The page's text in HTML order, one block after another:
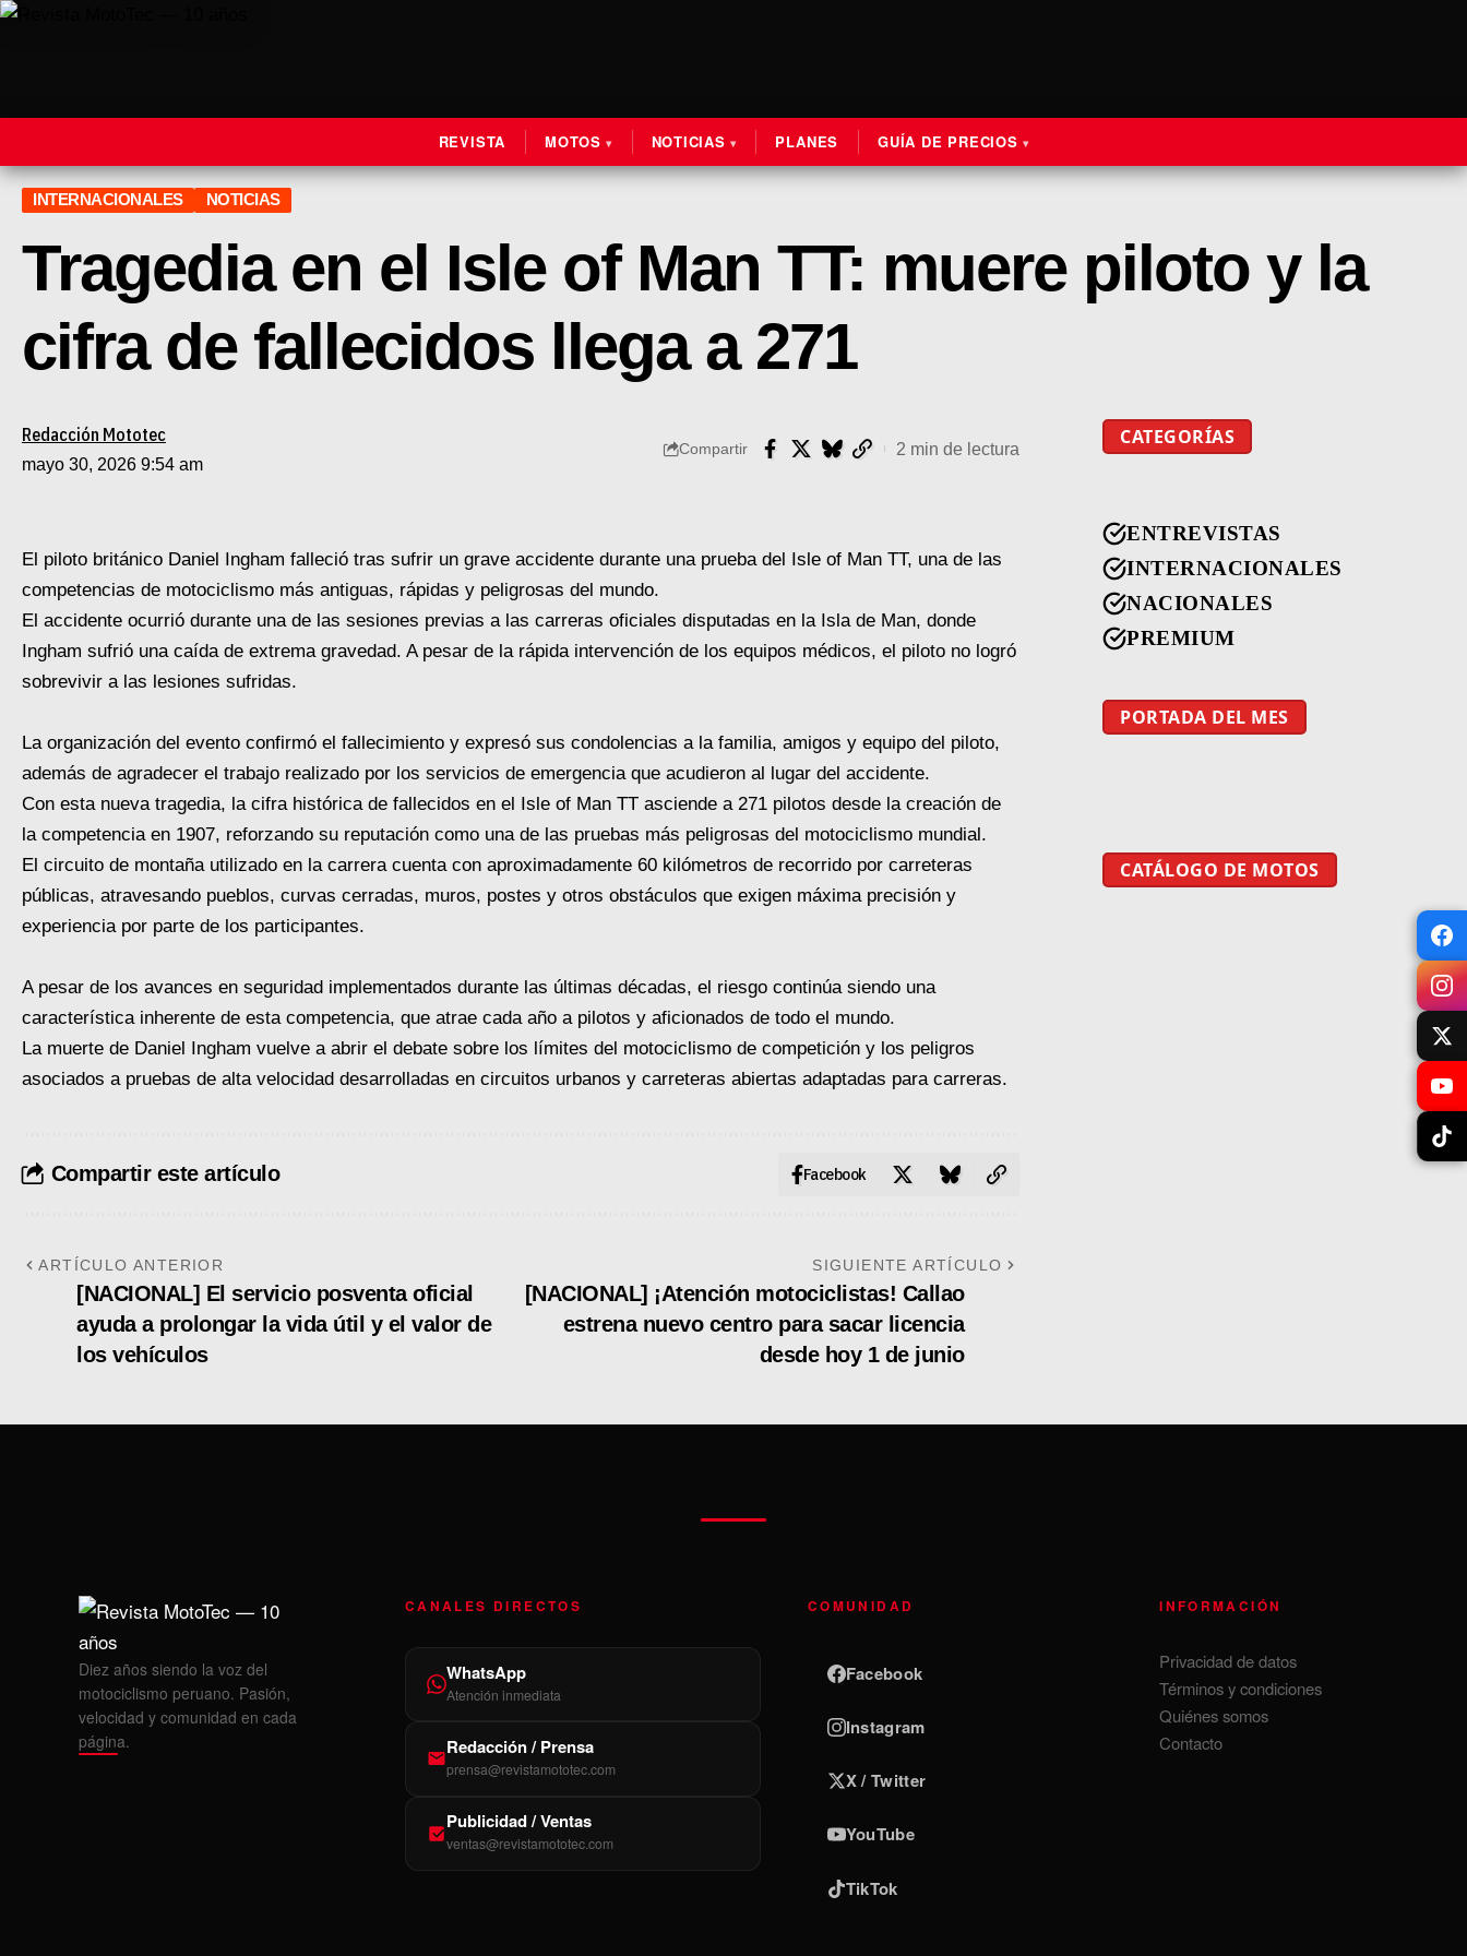
REVISTA MOTOS NOTICIAS PLANES GUÍA DE PRECIOS
INTERNACIONALES NOTICIAS
Tragedia en el Isle of Man TT: muere piloto y la
cifra de fallecidos llega a 271
mayo 30, 2026 9:54 am
Redacción Mototec
Compartir 2 min de lectura
El piloto británico Daniel Ingham falleció tras sufrir un grave accidente durante una prueba del Isle of Man TT, una de las
competencias de motociclismo más antiguas, rápidas y peligrosas del mundo.
El accidente ocurrió durante una de las sesiones previas a las carreras oficiales disputadas en la Isla de Man, donde
Ingham sufrió una caída de extrema gravedad. A pesar de la rápida intervención de los equipos médicos, el piloto no logró
sobrevivir a las lesiones sufridas.
La organización del evento confirmó el fallecimiento y expresó sus condolencias a la familia, amigos y equipo del piloto,
además de agradecer el trabajo realizado por los servicios de emergencia que acudieron al lugar del accidente.
Con esta nueva tragedia, la cifra histórica de fallecidos en el Isle of Man TT asciende a 271 pilotos desde la creación de
la competencia en 1907, reforzando su reputación como una de las pruebas más peligrosas del motociclismo mundial.
El circuito de montaña utilizado en la carrera cuenta con aproximadamente 60 kilómetros de recorrido por carreteras
públicas, atravesando pueblos, curvas cerradas, muros, postes y otros obstáculos que exigen máxima precisión y
experiencia por parte de los participantes.
A pesar de los avances en seguridad implementados durante las últimas décadas, el riesgo continúa siendo una
característica inherente de esta competencia, que atrae cada año a pilotos y aficionados de todo el mundo.
La muerte de Daniel Ingham vuelve a abrir el debate sobre los límites del motociclismo de competición y los peligros
asociados a pruebas de alta velocidad desarrolladas en circuitos urbanos y carreteras abiertas adaptadas para carreras.
Compartir este artículo Facebook
ARTÍCULO ANTERIOR
[NACIONAL] El servicio posventa oficial
ayuda a prolongar la vida útil y el valor de
los vehículos
SIGUIENTE ARTÍCULO
[NACIONAL] ¡Atención motociclistas! Callao
estrena nuevo centro para sacar licencia
desde hoy 1 de junio
CATEGORÍAS
ENTREVISTAS
INTERNACIONALES
NACIONALES
PREMIUM
PORTADA DEL MES
CATÁLOGO DE MOTOS
Diez años siendo la voz del
motociclismo peruano. Pasión,
velocidad y comunidad en cada
página.
CANALES DIRECTOS
WhatsApp
Atención inmediata
Redacción / Prensa
prensa@revistamototec.com
Publicidad / Ventas
ventas@revistamototec.com
COMUNIDAD
Facebook
Instagram
X / Twitter
YouTube
TikTok
INFORMACIÓN
Privacidad de datos
Términos y condiciones
Quiénes somos
Contacto